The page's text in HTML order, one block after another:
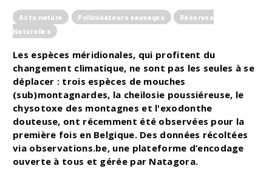
Actu nature Pollinisateurs sauvages
Réserves
Naturelles
Les espèces méridionales, qui profitent du
changement climatique, ne sont pas les seules à se
déplacer : trois espèces de mouches
(sub)montagnardes, la cheilosie poussiéreuse, le
chysotoxe des montagnes et l'exodonthe
douteuse, ont récemment été observées pour la
première fois en Belgique. Des données récoltées
via observations.be, une plateforme d’encodage
ouverte à tous et gérée par Natagora.